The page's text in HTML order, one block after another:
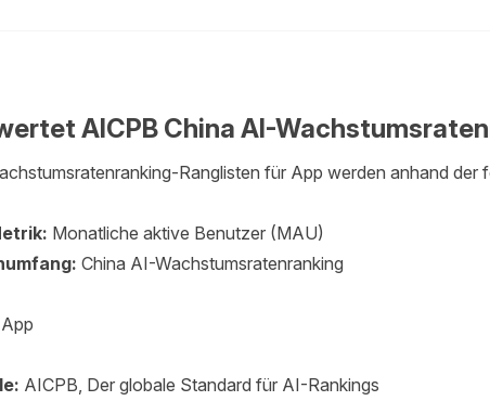
AICPB China AI-
Ranglisten für App werden anhand der
Monatliche aktive Benutzer (MAU)
China AI-Wachstumsratenranking
App
AICPB, Der globale Standard für AI-Rankings